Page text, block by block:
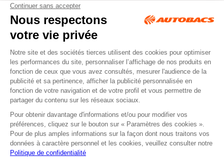
Tous droits réservés © Autobacs
Mentions légales RGPD
Cookies CGV